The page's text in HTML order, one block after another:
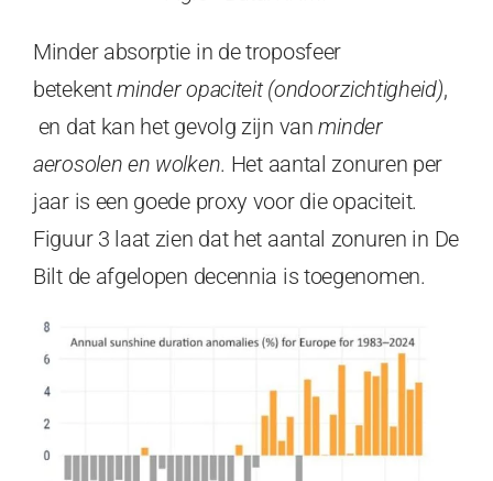
Minder absorptie in de troposfeer
betekentminder opaciteit (ondoorzichtigheid),
en dat kan het gevolg zijn vanminder
aerosolen en wolken. Het aantal zonuren per
jaar is een goede proxy voor die opaciteit.
Figuur 3 laat zien dat het aantal zonuren in De
Bilt de afgelopen decennia is toegenomen.